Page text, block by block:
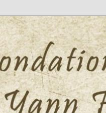
Fouéré
Fouéré